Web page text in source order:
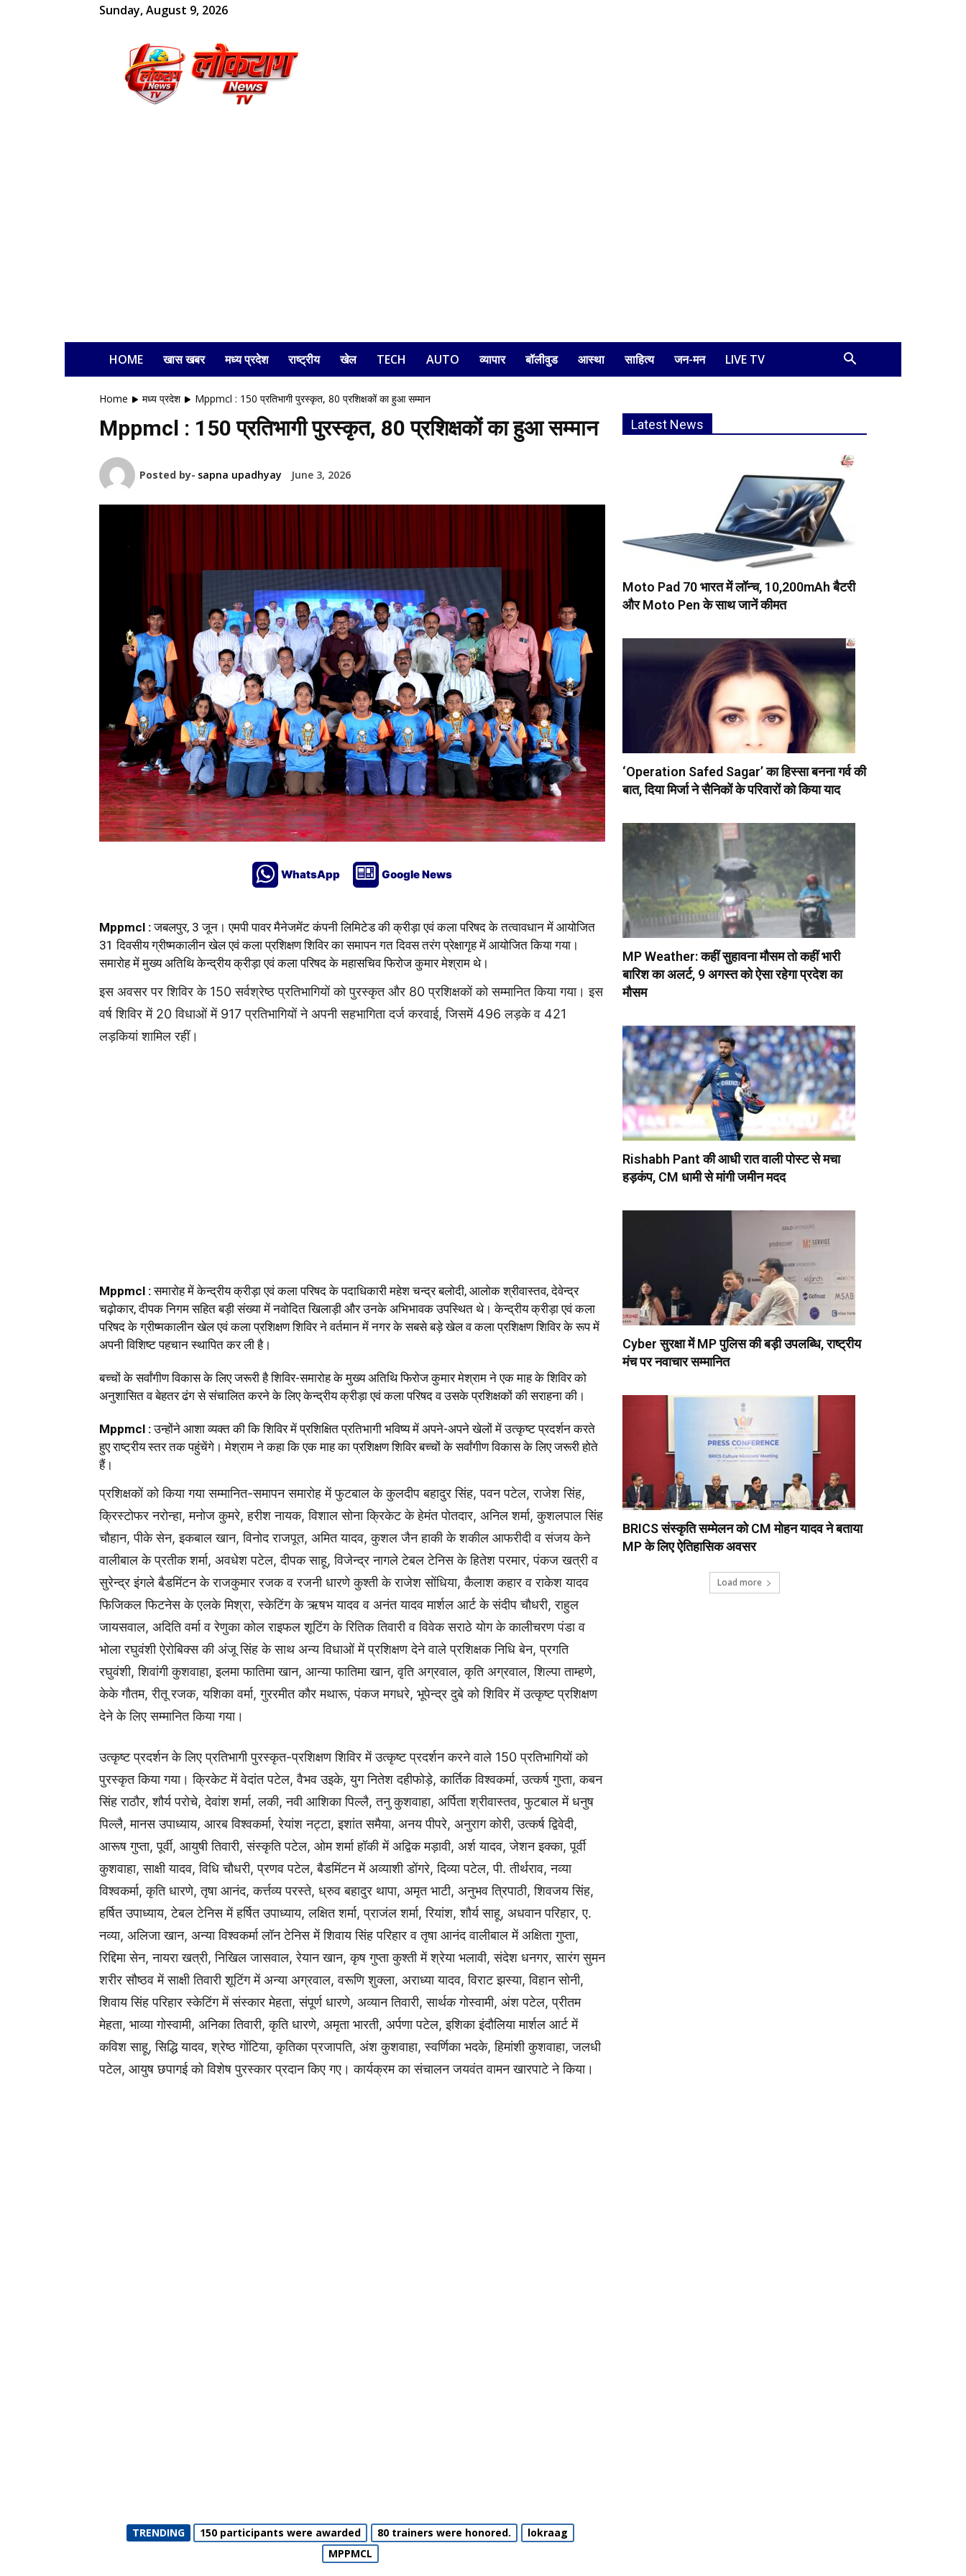
Sunday, August 9, 2026
लोकराग
HOME खास खबर मध्य प्रदेश राष्ट्रीय खेल TECH AUTO व्यापार बॉलीवुड आस्था साहित्य जन-मन LIVE TV
Home मध्य प्रदेश Mppmcl : 150 प्रतिभागी पुरस्कृत, 80 प्रशिक्षकों का हुआ सम्मान
Mppmcl : 150 प्रतिभागी पुरस्कृत, 80 प्रशिक्षकों का हुआ सम्मान
Posted by- sapna upadhyay June 3, 2026
WhatsApp Google News
Mppmcl :जबलपुर, 3 जून। एमपी पावर मैनेजमेंट कंपनी लिमिटेड की क्रीड़ा एवं कला परिषद केतत्वावधानमें आयोजित
31 दिवसीय ग्रीष्मकालीन खेल एवं कला प्रशिक्षण शि‍विर का समापन गत दिवस तरंग प्रेक्षागृह में आयोजित किया गया।
समारोह में मुख्य अतिथि केन्द्रीय क्रीड़ा एवं कला परिषद के महासचिव फिरोज कुमार मेश्राम थे।
इस अवसर पर श‍िविर के 150 सर्वश्रेष्ठ प्रतिभागियों को पुरस्कृत और 80 प्रशि‍क्षकों को सम्मानित किया गया। इस
वर्ष श‍िविर में 20 विधाओं में 917 प्रतिभागि‍यों ने अपनी सहभागिता दर्ज करवाई, जिसमें 496 लड़के व 421
लड़कियां शामिल रहीं।
Mppmcl :समारोह में केन्द्रीय क्रीड़ा एवं कला परिषद के पदाध‍िकारी महेश चन्द्र बलोदी, आलोक श्रीवास्तव, देवेन्द्र
चढ़ोकार, दीपक निगम सहित बड़ी संख्या में नवोदित खि‍लाड़ी और उनके अभि‍भावक उपस्थि‍त थे। केन्द्रीय क्रीड़ा एवं कला
परिषद के ग्रीष्मकालीन खेल एवं कला प्रशि‍क्षण श‍िविर ने वर्तमान में नगर के सबसे बड़े खेल व कला प्रशि‍क्षण श‍िविर के रूप में
अपनी विशि‍ष्ट पहचान स्थापित कर ली है।
बच्चों के सर्वांगीण विकास के लिए जरूरी है श‍िविर-समारोह के मुख्य अतिथि‍ फिरोज कुमार मेश्राम ने एक माह के श‍िविर को
अनुशासित व बेहतर ढंग से संचालित करने के लिए केन्द्रीय क्रीड़ा एवं कला परिषद व उसके प्रश‍िक्षकों की सराहना की।
Mppmcl :उन्होंने आशा व्यक्त की कि श‍िविर में प्रश‍िक्ष‍ित प्रतिभागी भविष्य में अपने-अपने खेलों में उत्कृष्ट प्रदर्शन करते
हुए राष्ट्रीय स्तर तक पहुंचेंगे। मेश्राम ने कहा कि एक माह का प्रश‍िक्षण श‍िविर बच्चों के सर्वांगीण विकास के लिए जरूरी होते
हैं।
प्रश‍िक्षकों को किया गया सम्मानित-समापन समारोह में फुटबाल के कुलदीप बहादुर सिंह, पवन पटेल, राजेश सिंह,
क्रिस्टोफर नरोन्हा, मनोज कुमरे, हरीश नायक, विशाल सोना क्रि‍केट के हेमंत पोतदार, अनिल शर्मा, कुशलपाल सिंह
चौहान, पीके सेन, इकबाल खान, विनोद राजपूत, अमित यादव, कुशल जैन हाकी के शकील आफरीदी व संजय केने
वालीबाल के प्रतीक शर्मा, अवधेश पटेल, दीपक साहू, विजेन्द्र नागले टेबल टेनिस के हितेश परमार, पंकज खत्री व
सुरेन्द्र इंगले बैडमिंटन के राजकुमार रजक व रजनी धारणे कुश्ती के राजेश सोंध‍िया, कैलाश कहार व राकेश यादव
फिजिकल फ‍िटनेस के एलके मिश्रा, स्केटिंग के ऋषभ यादव व अनंत यादव मार्शल आर्ट के संदीप चौधरी, राहुल
जायसवाल, अद‍िति वर्मा व रेणुका कोल राइफल शूट‍िंग के रितिक तिवारी व विवेक सराठे योग के कालीचरण पंडा व
भोला रघुवंशी ऐरोबिक्स की अंजू सिंह के साथ अन्य विधाओं में प्रश‍िक्षण देने वाले प्रश‍िक्षक न‍िध‍ि बेन, प्रगति
रघुवंशी, श‍िवांगी कुशवाहा, इलमा फातिमा खान, आन्या फातिमा खान, वृति अग्रवाल, कृति अग्रवाल, श‍िल्पा ताम्हणे,
केके गौतम, रीतू रजक, यश‍िका वर्मा, गुररमीत कौर मथारू, पंकज मगधरे, भूपेन्द्र दुबे को श‍िविर में उत्कृष्ट प्रश‍िक्षण
देने के लिए सम्मानित किया गया।
उत्कृष्ट प्रदर्शन के लिए प्रतिभागी पुरस्कृत-प्रश‍िक्षण श‍िविर में उत्कृष्ट प्रदर्शन करने वाले 150 प्रतिभागियों को
पुरस्कृत किया गया। क्रिकेट में वेदांत पटेल, वैभव उइके, युग नितेश दहीफोड़े, कार्तिक विश्वकर्मा, उत्कर्ष गुप्ता, कबन
सिंह राठौर, शौर्य परोचे, देवांश शर्मा, लकी, नवी आश‍िका पिल्लै, तनु कुशवाहा, अर्प‍िता श्रीवास्तव, फुटबाल में धनुष
पिल्लै, मानस उपाध्याय, आरब विश्वकर्मा, रेयांश नट्टा, इशांत समैया, अनय पीपरे, अनुराग कोरी, उत्कर्ष द्विवेदी,
आरूष गुप्ता, पूर्वी, आयुषी तिवारी, संस्कृति पटेल, ओम शर्मा हॉकी में अद्विक मड़ावी, अर्श यादव, जेशन इक्का, पूर्वी
कुशवाहा, साक्षी यादव, व‍िध‍ि चौधरी, प्रणव पटेल, बैडमिंटन में अव्याशी डोंगरे, दिव्या पटेल, पी. तीर्थराव, नव्या
विश्वकर्मा, कृति धारणे, तृषा आनंद, कर्त्तव्य परस्ते, ध्रुव बहादुर थापा, अमृत भाटी, अनुभव त्रिपाठी, श‍िवजय सिंह,
हर्ष‍ित उपाध्याय, टेबल टेनिस में हर्ष‍ित उपाध्याय, लक्ष‍ित शर्मा, प्राजंल शर्मा, रियांश, शौर्य साहू, अधवान परिहार, ए.
नव्या, अलिजा खान, अन्या विश्वकर्मा लॉन टेनिस में श‍िवाय सिंह परिहार व तृषा आनंद वालीबाल में अक्ष‍िता गुप्ता,
रिद्द‍िमा सेन, नायरा खत्री, न‍िख‍िल जासवाल, रेयान खान, कृष गुप्ता कुश्ती में श्रेया भलावी, संदेश धनगर, सारंग सुमन
शरीर सौष्ठव में साक्षी तिवारी शूटिंग में अन्या अग्रवाल, वरूण‍ि शुक्ला, अराध्या यादव, विराट झस्या, विहान सोनी,
श‍िवाय सिंह परिहार स्केटिंग में संस्कार मेहता, संपूर्ण धारणे, अव्यान तिवारी, सार्थक गोस्वामी, अंश पटेल, प्रीतम
मेहता, भाव्या गोस्वामी, अनिका तिवारी, कृति धारणे, अमृता भारती, अर्पणा पटेल, इश‍िका इंदौलिया मार्शल आर्ट में
कवि‍श साहू, सिद्ध‍ि यादव, श्रेष्ठ गोंटिया, कृतिका प्रजापति, अंश कुशवाहा, स्वर्ण‍िका भदके, हिमांशी कुशवाहा, जलधी
पटेल, आयुष छपागई को विशेष पुरस्कार प्रदान किए गए। कार्यक्रम का संचालन जयवंत वामन खारपाटे ने किया।
TRENDING 150 participants were awarded 80 trainers were honored.
lokraag
MPPMCL
Latest News
Moto Pad 70 भारत में लॉन्च, 10,200mAh बैटरी
और Moto Pen के साथ जानें कीमत
‘Operation Safed Sagar’ का हिस्सा बनना गर्व की
बात, दिया मिर्जा ने सैनिकों के परिवारों को किया याद
MP Weather: कहीं सुहावना मौसम तो कहीं भारी
बारिश का अलर्ट, 9 अगस्त को ऐसा रहेगा प्रदेश का
मौसम
Rishabh Pant की आधी रात वाली पोस्ट से मचा
हड़कंप, CM धामी से मांगी जमीन मदद
Cyber सुरक्षा में MP पुलिस की बड़ी उपलब्धि, राष्ट्रीय
मंच पर नवाचार सम्मानित
BRICS संस्कृति सम्मेलन को CM मोहन यादव ने बताया
MP के लिए ऐतिहासिक अवसर
Load more